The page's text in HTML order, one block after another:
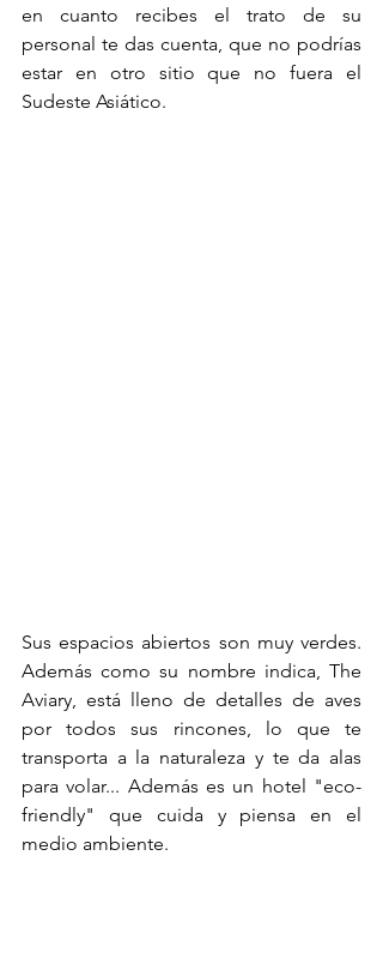
en cuanto recibes el trato de su
personal te das cuenta, que no podrías
estar en otro sitio que no fuera el
Sudeste Asiático.
Sus espacios abiertos son muy verdes.
Además como su nombre indica, The
Aviary, está lleno de detalles de aves
por todos sus rincones, lo que te
transporta a la naturaleza y te da alas
para volar... Además es un hotel "eco-
friendly" que cuida y piensa en el
medio ambiente.